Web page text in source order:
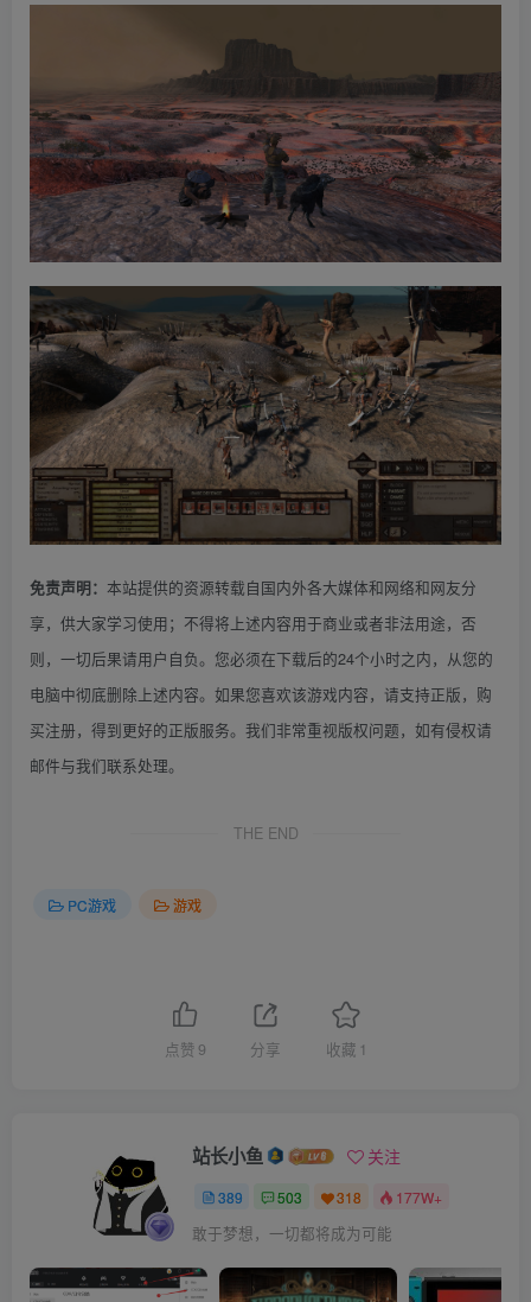
免责声明： 本站提供的资源转载自国内外各大媒体和网络和网友分
享，供大家学习使用；不得将上述内容用于商业或者非法用途，否
则，一切后果请用户自负。您必须在下载后的24个小时之内，从您的
电脑中彻底删除上述内容。如果您喜欢该游戏内容，请支持正版，购
买注册，得到更好的正版服务。我们非常重视版权问题，如有侵权请
邮件与我们联系处理。
THE END
PC游戏 游戏
点赞 9 分享 收藏 1
站长小鱼 关注
389 503 318 177W+
敢于梦想，一切都将成为可能